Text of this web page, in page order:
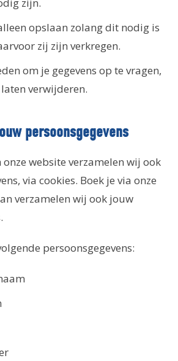
opslaan zolang dit nodig is
zij zijn verkregen.
om je gegevens op te vragen,
verwijderen.
persoonsgegevens
onze website verzamelen wij ook
via cookies. Boek je via onze
verzamelen wij ook jouw
persoonsgegevens: